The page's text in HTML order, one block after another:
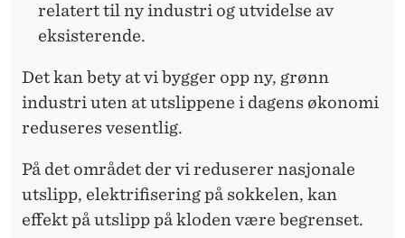
relatert til ny industri og utvidelse av
eksisterende.
Det kan bety at vi bygger opp ny, grønn
industri uten at utslippene i dagens økonomi
reduseres vesentlig.
På det området der vi reduserer nasjonale
utslipp, elektrifisering på sokkelen, kan
effekt på utslipp på kloden være begrenset.